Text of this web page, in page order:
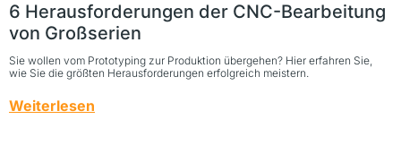
6 Herausforderungen der CNC-Bearbeitung
von Großserien
Sie wollen vom Prototyping zur Produktion übergehen? Hier erfahren Sie,
wie Sie die größten Herausforderungen erfolgreich meistern.
Weiterlesen